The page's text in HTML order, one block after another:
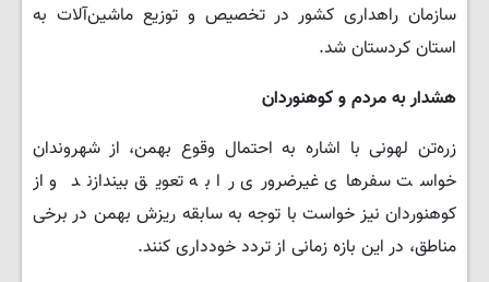
سازمان راهداری کشور در تخصیص و توزیع ماشین‌آلات به
استان کردستان شد.
هشدار به مردم و کوهنوردان
زره‌تن لهونی با اشاره به احتمال وقوع بهمن، از شهروندان
خواست سفرهای غیرضروری را به تعویق بیندازند و از
کوهنوردان نیز خواست با توجه به سابقه ریزش بهمن در برخی
مناطق، در این بازه زمانی از تردد خودداری کنند.